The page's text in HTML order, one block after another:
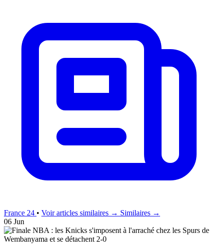
France 24 • Voir articles similaires → Similaires →
06 Jun